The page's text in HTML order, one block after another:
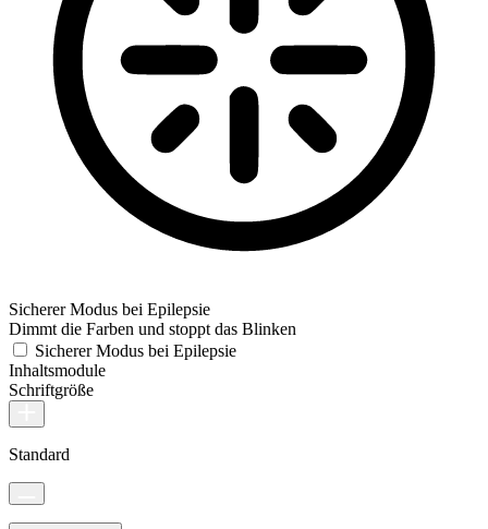
Sicherer Modus bei Epilepsie
Dimmt die Farben und stoppt das Blinken
Sicherer Modus bei Epilepsie
Inhaltsmodule
Schriftgröße
Standard